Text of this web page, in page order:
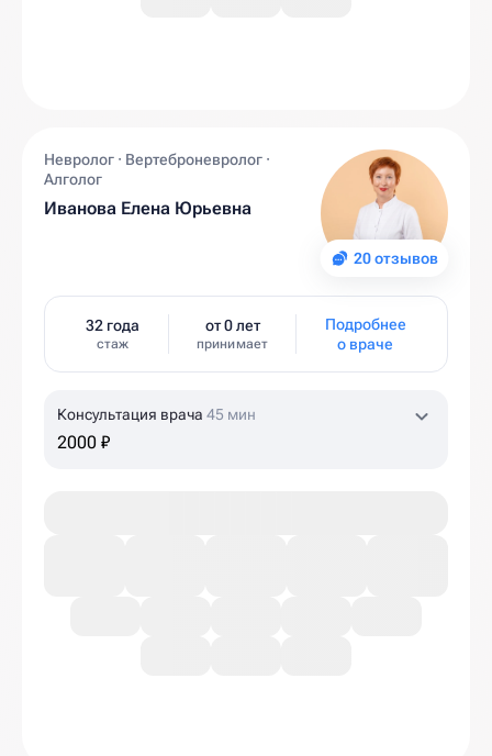
20 отзывов
Невролог · Вертеброневролог ·
Алголог
Иванова Елена Юрьевна
32 года
стаж
от 0 лет
принимает
Подробнее
о враче
Консультация врача 45 мин
2000 ₽